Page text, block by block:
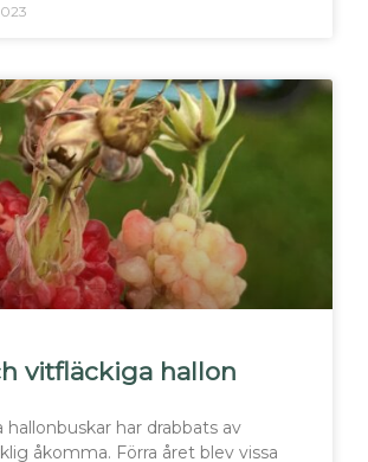
vitfläckiga hallon
hallonbuskar har drabbats av
åkomma. Förra året blev vissa